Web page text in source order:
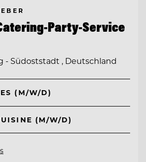
Party-Service
- Südoststadt , Deutschland
(M/W/D)
(M/W/D)